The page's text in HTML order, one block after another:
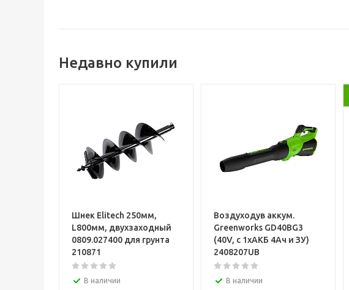
Недавно купили
Шнек Elitech 250мм,
L800мм, двухзаходный
0809.027400 для грунта
210871
В наличии
Воздуходув аккум.
Greenworks GD40BG3
(40V, с 1хАКБ 4Ач и ЗУ)
2408207UB
В наличии